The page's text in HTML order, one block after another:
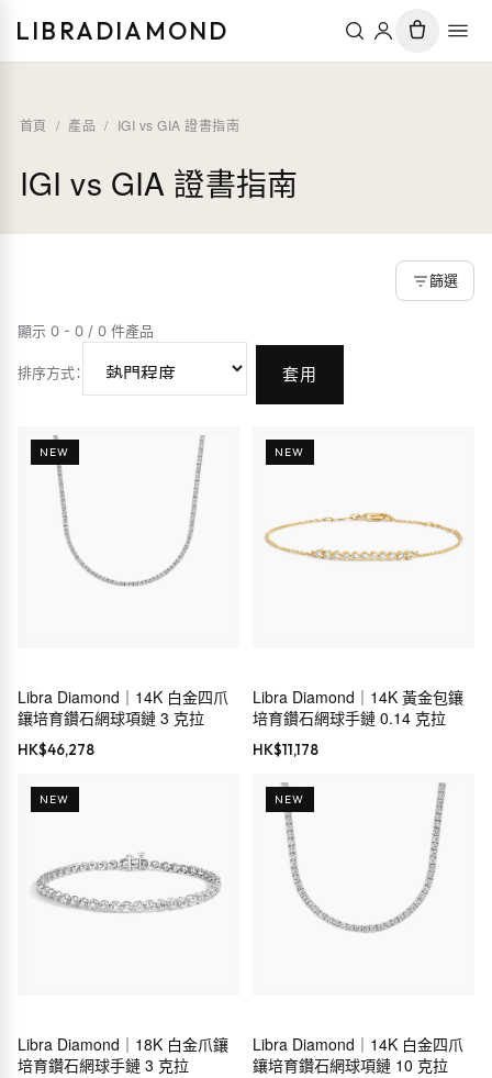
LIBRADIAMOND
首頁 / 產品 / IGI vs GIA 證書指南
IGI vs GIA 證書指南
篩選
顯示 0 - 0 / 0 件產品
排序方式： 套用
NEW
Libra Diamond｜14K 白金四爪
鑲培育鑽石網球項鏈 3 克拉
HK$46,278
NEW
Libra Diamond｜14K 黃金包鑲
培育鑽石網球手鏈 0.14 克拉
HK$11,178
NEW
Libra Diamond｜18K 白金爪鑲
培育鑽石網球手鏈 3 克拉
NEW
Libra Diamond｜14K 白金四爪
鑲培育鑽石網球項鏈 10 克拉